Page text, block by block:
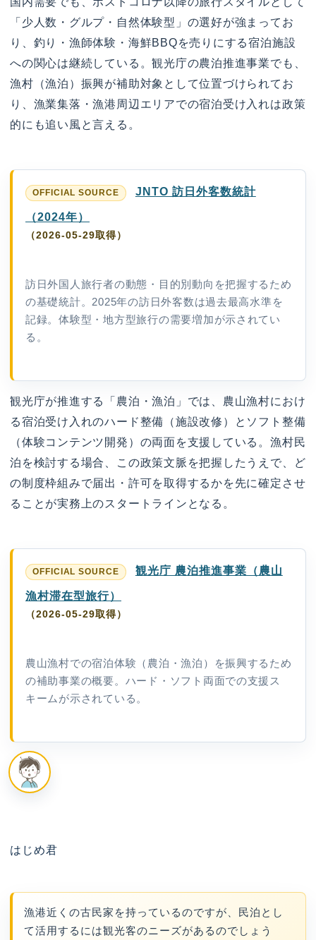
「少人数・グルプ・自然体験型」の選好が強まってお
り、釣り・漁師体験・海鮮BBQを売りにする宿泊施設
への関心は継続している。観光庁の農泊推進事業でも、
漁村（漁泊）振興が補助対象として位置づけられてお
り、漁業集落・漁港周辺エリアでの宿泊受け入れは政策
的にも追い風と言える。
JNTO 訪日外客数統計
（2024年）
（2026-05-29取得）
訪日外国人旅行者の動態・目的別動向を把握するため
の基礎統計。2025年の訪日外客数は過去最高水準を
記録。体験型・地方型旅行の需要増加が示されてい
る。
観光庁が推進する「農泊・漁泊」では、農山漁村におけ
る宿泊受け入れのハード整備（施設改修）とソフト整備
（体験コンテンツ開発）の両面を支援している。漁村民
泊を検討する場合、この政策文脈を把握したうえで、ど
の制度枠組みで届出・許可を取得するかを先に確定させ
ることが実務上のスタートラインとなる。
観光庁 農泊推進事業（農山
漁村滞在型旅行）
（2026-05-29取得）
農山漁村での宿泊体験（農泊・漁泊）を振興するため
の補助事業の概要。ハード・ソフト両面での支援ス
キームが示されている。
はじめ君
漁港近くの古民家を持っているのですが、民泊とし
て活用するには観光客のニーズがあるのでしょう